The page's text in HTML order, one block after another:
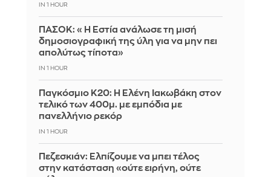
IN 1 HOUR
ΠΑΣΟΚ: «Η Εστία ανάλωσε τη μισή
δημοσιογραφική της ύλη για να μην πει
απολύτως τίποτα»
IN 1 HOUR
Παγκόσμιο Κ20: Η Ελένη Ιακωβάκη στον
τελικό των 400μ. με εμπόδια με
πανελλήνιο ρεκόρ
IN 1 HOUR
Πεζεσκιάν: Ελπίζουμε να μπει τέλος
στην κατάσταση «ούτε ειρήνη, ούτε